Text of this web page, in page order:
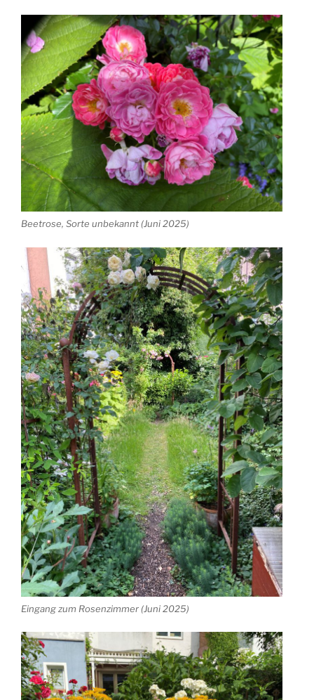
Beetrose, Sorte unbekannt (Juni 2025)
Eingang zum Rosenzimmer (Juni 2025)